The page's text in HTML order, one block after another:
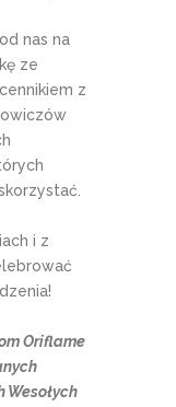
nas na
ze
z
i z
Oriflame